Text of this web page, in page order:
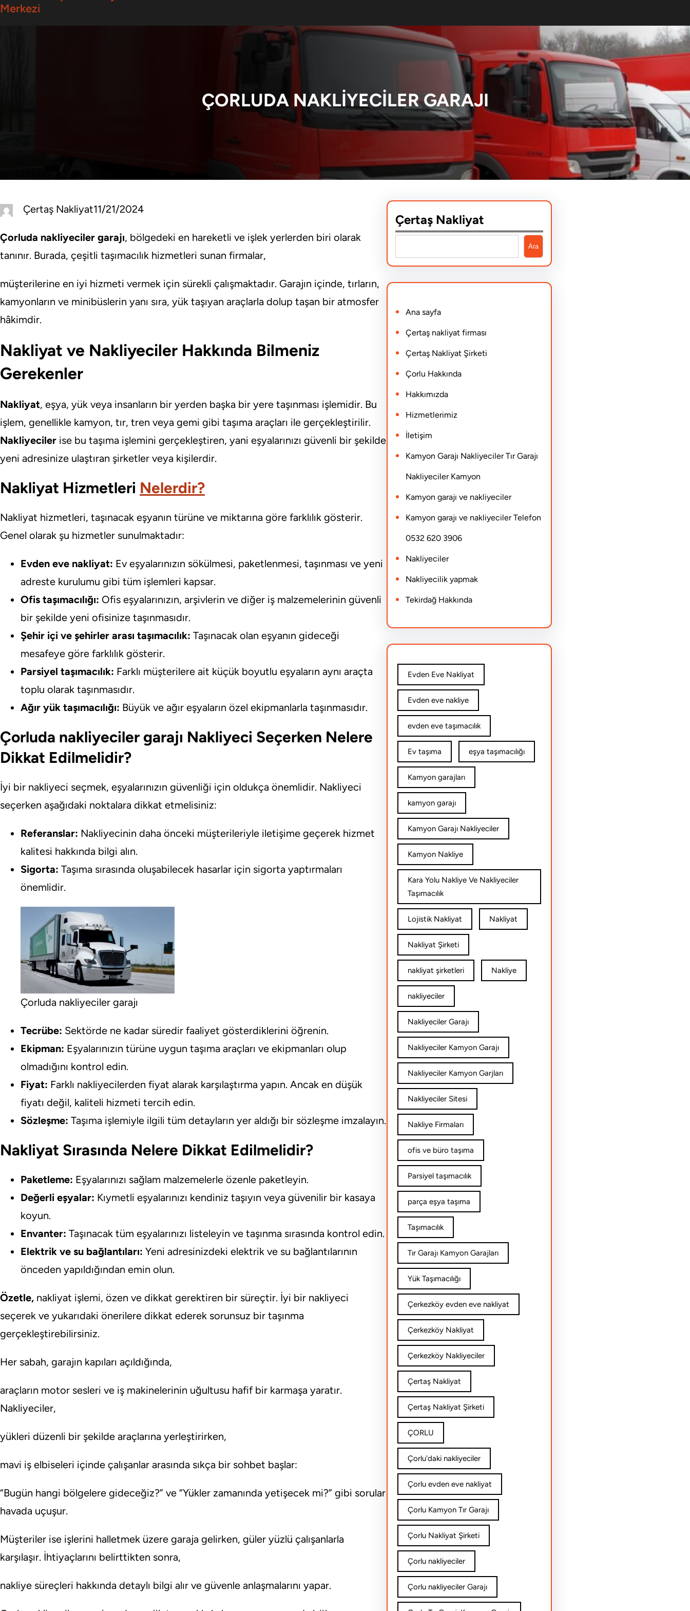
Merkezi
ÇORLUDA NAKLIYECILER GARAJI
Çertaş Nakliyat11/21/2024
Çorluda nakliyeciler garajı, bölgedeki en hareketli ve işlek yerlerden biri olarak
tanınır. Burada, çeşitli taşımacılık hizmetleri sunan firmalar,
müşterilerine en iyi hizmeti vermek için sürekli çalışmaktadır. Garajın içinde, tırların,
kamyonların ve minibüslerin yanı sıra, yük taşıyan araçlarla dolup taşan bir atmosfer
hâkimdir.
Nakliyat ve Nakliyeciler Hakkında Bilmeniz
Gerekenler
Nakliyat, eşya, yük veya insanların bir yerden başka bir yere taşınması işlemidir. Bu
işlem, genellikle kamyon, tır, tren veya gemi gibi taşıma araçları ile gerçekleştirilir.
Nakliyeciler ise bu taşıma işlemini gerçekleştiren, yani eşyalarınızı güvenli bir şekilde
yeni adresinize ulaştıran şirketler veya kişilerdir.
Nakliyat Hizmetleri Nelerdir?
Nakliyat hizmetleri, taşınacak eşyanın türüne ve miktarına göre farklılık gösterir.
Genel olarak şu hizmetler sunulmaktadır:
Evden eve nakliyat: Ev eşyalarınızın sökülmesi, paketlenmesi, taşınması ve yeni
adreste kurulumu gibi tüm işlemleri kapsar.
Ofis taşımacılığı: Ofis eşyalarınızın, arşivlerin ve diğer iş malzemelerinin güvenli
bir şekilde yeni ofisinize taşınmasıdır.
Şehir içi ve şehirler arası taşımacılık: Taşınacak olan eşyanın gideceği
mesafeye göre farklılık gösterir.
Parsiyel taşımacılık: Farklı müşterilere ait küçük boyutlu eşyaların aynı araçta
toplu olarak taşınmasıdır.
Ağır yük taşımacılığı: Büyük ve ağır eşyaların özel ekipmanlarla taşınmasıdır.
Çorluda nakliyeciler garajı Nakliyeci Seçerken Nelere
Dikkat Edilmelidir?
İyi bir nakliyeci seçmek, eşyalarınızın güvenliği için oldukça önemlidir. Nakliyeci
seçerken aşağıdaki noktalara dikkat etmelisiniz:
Referanslar: Nakliyecinin daha önceki müşterileriyle iletişime geçerek hizmet
kalitesi hakkında bilgi alın.
Sigorta: Taşıma sırasında oluşabilecek hasarlar için sigorta yaptırmaları
önemlidir.
Çorluda nakliyeciler garajı
Tecrübe: Sektörde ne kadar süredir faaliyet gösterdiklerini öğrenin.
Ekipman: Eşyalarınızın türüne uygun taşıma araçları ve ekipmanları olup
olmadığını kontrol edin.
Fiyat: Farklı nakliyecilerden fiyat alarak karşılaştırma yapın. Ancak en düşük
fiyatı değil, kaliteli hizmeti tercih edin.
Sözleşme: Taşıma işlemiyle ilgili tüm detayların yer aldığı bir sözleşme imzalayın.
Nakliyat Sırasında Nelere Dikkat Edilmelidir?
Paketleme: Eşyalarınızı sağlam malzemelerle özenle paketleyin.
Değerli eşyalar: Kıymetli eşyalarınızı kendiniz taşıyın veya güvenilir bir kasaya
koyun.
Envanter: Taşınacak tüm eşyalarınızı listeleyin ve taşınma sırasında kontrol edin.
Elektrik ve su bağlantıları: Yeni adresinizdeki elektrik ve su bağlantılarının
önceden yapıldığından emin olun.
Özetle, nakliyat işlemi, özen ve dikkat gerektiren bir süreçtir. İyi bir nakliyeci
seçerek ve yukarıdaki önerilere dikkat ederek sorunsuz bir taşınma
gerçekleştirebilirsiniz.
Her sabah, garajın kapıları açıldığında,
araçların motor sesleri ve iş makinelerinin uğultusu hafif bir karmaşa yaratır.
Nakliyeciler,
yükleri düzenli bir şekilde araçlarına yerleştirirken,
mavi iş elbiseleri içinde çalışanlar arasında sıkça bir sohbet başlar:
“Bugün hangi bölgelere gideceğiz?” ve “Yükler zamanında yetişecek mi?” gibi sorular
havada uçuşur.
Müşteriler ise işlerini halletmek üzere garaja gelirken, güler yüzlü çalışanlarla
karşılaşır. İhtiyaçlarını belirttikten sonra,
nakliye süreçleri hakkında detaylı bilgi alır ve güvenle anlaşmalarını yapar.
Çertaş Nakliyat
e
a
c
h
Ara
Ana sayfa
Çertaş nakliyat firması
Çertaş Nakliyat Şirketi
Çorlu Hakkında
Hakkımızda
Hizmetlerimiz
İletişim
Kamyon Garajı Nakliyeciler Tır Garajı
Nakliyeciler Kamyon
Kamyon garajı ve nakliyeciler
Kamyon garajı ve nakliyeciler Telefon
0532 620 3906
Nakliyeciler
Nakliyecilik yapmak
Tekirdağ Hakkında
Evden Eve Nakliyat
Evden eve nakliye
evden eve taşımacılık
Ev taşıma eşya taşımacılığı
Kamyon garajları
kamyon garajı
Kamyon Garajı Nakliyeciler
Kamyon Nakliye
Kara Yolu Nakliye Ve Nakliyeciler
Taşımacılık
Lojistik Nakliyat Nakliyat
Nakliyat Şirketi
nakliyat şirketleri Nakliye
nakliyeciler
Nakliyeciler Garajı
Nakliyeciler Kamyon Garajı
Nakliyeciler Kamyon Garjları
Nakliyeciler Sitesi
Nakliye Firmaları
ofis ve büro taşıma
Parsiyel taşımacılık
parça eşya taşıma
Taşımacılık
Tır Garajı Kamyon Garajları
Yük Taşımacılığı
Çerkezköy evden eve nakliyat
Çerkezköy Nakliyat
Çerkezköy Nakliyeciler
Çertaş Nakliyat
Çertaş Nakliyat Şirketi
ÇORLU
Çorlu'daki nakliyeciler
Çorlu evden eve nakliyat
Çorlu Kamyon Tır Garajı
Çorlu Nakliyat Şirketi
Çorlu nakliyeciler
Çorlu nakliyeciler Garajı